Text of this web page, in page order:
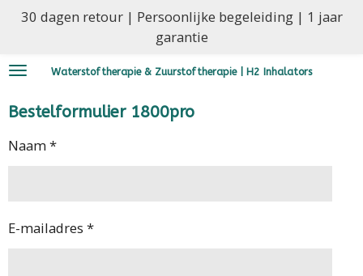
Ga
de
Waterstoftherapie & Zuurstoftherapie | H2 Inhalators
30 dagen retour | Persoonlijke begeleiding | 1 jaar
garantie
Bestelformulier 1800pro
Naam *
E-mailadres *